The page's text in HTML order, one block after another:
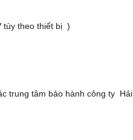
tùy theo thiết bị )
trung tâm bảo hành công ty